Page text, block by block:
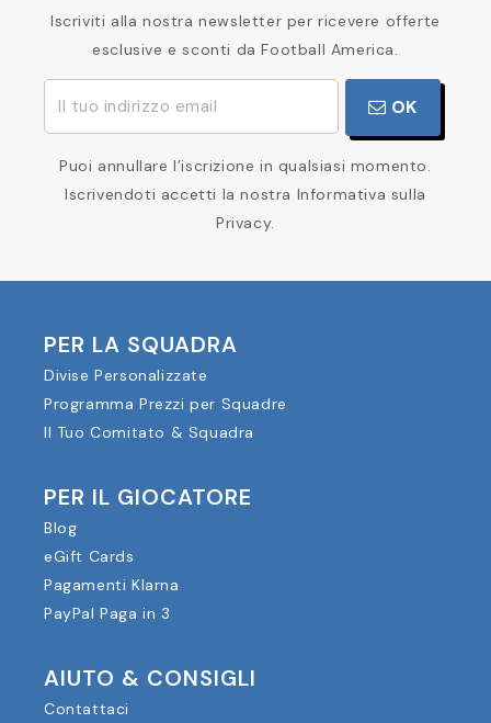
Iscriviti alla nostra newsletter per ricevere offerte
esclusive e sconti da Football America.
OK
Puoi annullare l’iscrizione in qualsiasi momento.
Iscrivendoti accetti la nostra Informativa sulla
Privacy.
PER LA SQUADRA
Divise Personalizzate
Programma Prezzi per Squadre
Il Tuo Comitato & Squadra
PER IL GIOCATORE
Blog
eGift Cards
Pagamenti Klarna
PayPal Paga in 3
AIUTO & CONSIGLI
Contattaci